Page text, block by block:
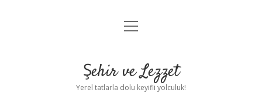
Anasayfa
Yasal Uyarı
menüyü
Şehir ve Lezzet
Yerel tatlarla dolu keyifli yolculuk!